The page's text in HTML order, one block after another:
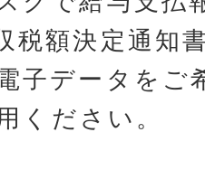
税額決定通知
子データをご
ください。